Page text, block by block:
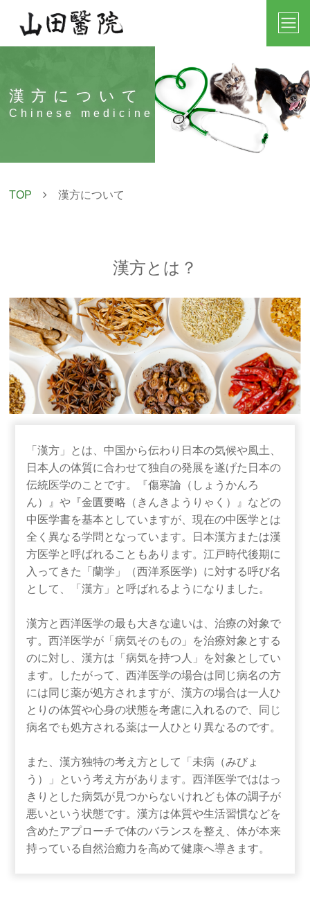
漢方について
Chinese medicine
TOP 漢方について
漢方とは？
「漢方」とは、中国から伝わり日本の気候や風土、
日本人の体質に合わせて独自の発展を遂げた日本の
伝統医学のことです。『傷寒論（しょうかんろ
ん）』や『金匱要略（きんきようりゃく）』などの
中医学書を基本としていますが、現在の中医学とは
全く異なる学問となっています。日本漢方または漢
方医学と呼ばれることもあります。江戸時代後期に
入ってきた「蘭学」（西洋系医学）に対する呼び名
として、「漢方」と呼ばれるようになりました。
漢方と西洋医学の最も大きな違いは、治療の対象で
す。西洋医学が「病気そのもの」を治療対象とする
のに対し、漢方は「病気を持つ人」を対象としてい
ます。したがって、西洋医学の場合は同じ病名の方
には同じ薬が処方されますが、漢方の場合は一人ひ
とりの体質や心身の状態を考慮に入れるので、同じ
病名でも処方される薬は一人ひとり異なるのです。
また、漢方独特の考え方として「未病（みびょ
う）」という考え方があります。西洋医学でははっ
きりとした病気が見つからないけれども体の調子が
悪いという状態です。漢方は体質や生活習慣などを
含めたアプローチで体のバランスを整え、体が本来
持っている自然治癒力を高めて健康へ導きます。